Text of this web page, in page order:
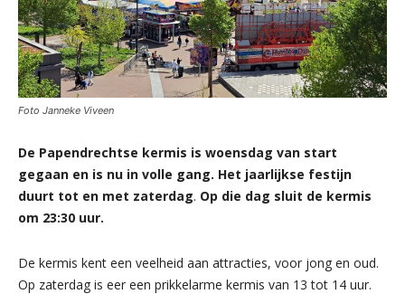
Foto Janneke Viveen
De Papendrechtse kermis is woensdag van start
gegaan en is nu in volle gang. Het jaarlijkse festijn
duurt tot en met zaterdag. Op die dag sluit de kermis
om 23:30 uur.
De kermis kent een veelheid aan attracties, voor jong en oud.
Op zaterdag is eer een prikkelarme kermis van 13 tot 14 uur.